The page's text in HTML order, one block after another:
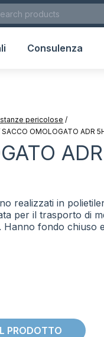
Consulenza
pericolose /
SACCO OMOLOGATO ADR
ADR
realizzati in
per il trasporto di
Hanno fondo chiuso
PRODOTTO